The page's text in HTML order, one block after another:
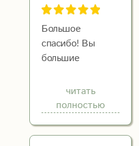
Большое
спасибо! Вы
большие
супер!читать
полностью